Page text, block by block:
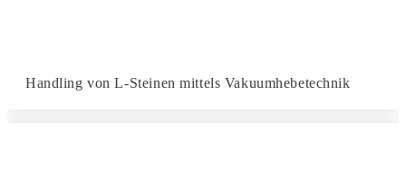
Handling von L-Steinen mittels Vakuumhebetechnik